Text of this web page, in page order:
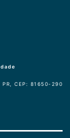
CEP: 81650-290